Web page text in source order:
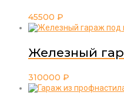
45500 ₽
Железный
310000 ₽